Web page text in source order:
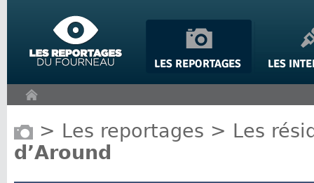
> Les reportages > Les
d’Around